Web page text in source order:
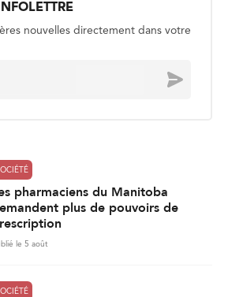
nouvelles directement dans votre
Envoyer
pharmaciens du Manitoba
plus de pouvoirs de
le 5 août